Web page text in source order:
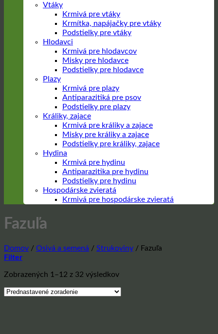
Vtáky
Krmivá pre vtáky
Krmítka, napájačky pre vtáky
Podstielky pre vtáky
Hlodavci
Krmivá pre hlodavcov
Misky pre hlodavce
Podstielky pre hlodavce
Plazy
Krmivá pre plazy
Antiparazitiká pre psov
Podstielky pre plazy
Králiky, zajace
Krmivá pre králiky a zajace
Misky pre králiky a zajace
Podstielky pre králiky, zajace
Hydina
Krmivá pre hydinu
Antiparazitika pre hydinu
Podstielky pre hydinu
Hospodárske zvieratá
Krmivá pre hospodárske zvieratá
Fazuľa
Domov / Osivá a semená / Strukoviny / Fazuľa
Filter
Zobrazených 1–12 z 32 výsledkov